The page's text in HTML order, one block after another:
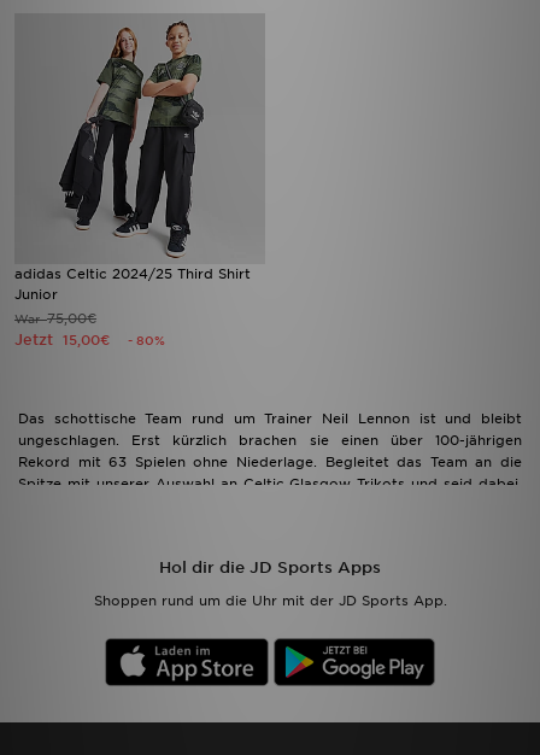
adidas Celtic 2024/25 Third Shirt
Junior
War75,00€
Jetzt 15,00€ - 80%
Das schottische Team rund um Trainer Neil Lennon ist und bleibt
ungeschlagen. Erst kürzlich brachen sie einen über 100-jährigen
Rekord mit 63 Spielen ohne Niederlage. Begleitet das Team an die
Spitze mit unserer Auswahl an Celtic Glasgow Trikots und seid dabei,
Rangers den schottischen Fußball. Entdecke jetzt deinen Fanshop bei
JD Sports und shop die Essentials für den perfekten Fanlook!
Hol dir die JD Sports Apps
Shoppen rund um die Uhr mit der JD Sports App.